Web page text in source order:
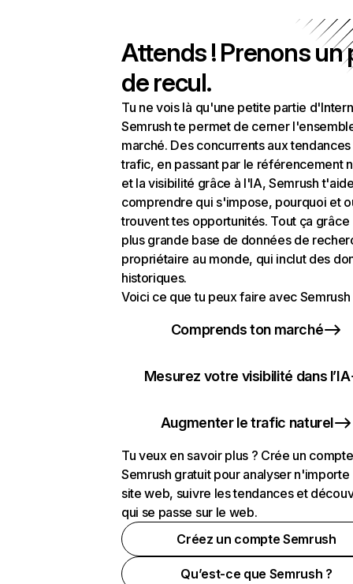
Attends ! Prenons un
de recul.
Tu ne vois là qu'une petite partie
Semrush te permet de cerner
marché. Des concurrents aux
trafic, en passant par le référencement
et la visibilité grâce à l'IA, Semrush
comprendre qui s'impose, pourquoi et
trouvent tes opportunités. Tout ça grâce
plus grande base de données de
propriétaire au monde, qui inclut des
historiques.
Voici ce que tu peux faire avec Semrush
Comprends ton marché
Mesurez votre visibilité dans l’IA
Augmenter le trafic naturel
Tu veux en savoir plus ? Crée un compte
Semrush gratuit pour analyser n'importe
site web, suivre les tendances et
qui se passe sur le web.
Créez un compte Semrush
Qu’est-ce que Semrush ?